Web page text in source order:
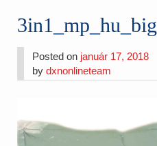
3in1_mp_hu_big
Posted on január 17, 2018
bydxnonlineteam